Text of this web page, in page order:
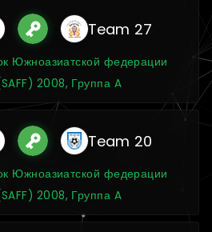
Team 27
Южноазиатской федерации
2008, Группа A
Team 20
Южноазиатской федерации
2008, Группа A